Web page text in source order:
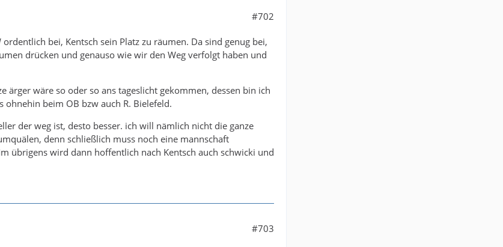
#702
bei, Kentsch sein Platz zu räumen. Da sind genug bei,
drücken und genauso wie wir den Weg verfolgt haben und
ärger wäre so oder so ans tageslicht gekommen, dessen bin ich
ohnehin beim OB bzw auch R. Bielefeld.
der weg ist, desto besser. ich will nämlich nicht die ganze
denn schließlich muss noch eine mannschaft
übrigens wird dann hoffentlich nach Kentsch auch schwicki und
#703